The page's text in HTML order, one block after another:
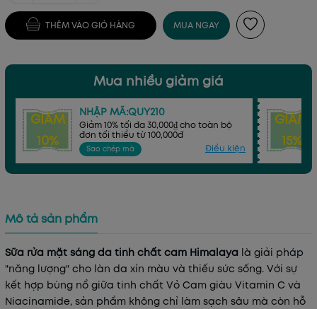
THÊM VÀO GIỎ HÀNG MUA NGAY
Mua nhiều giảm giá
GIẢM
10%
NHẬP MÃ:QUY210
Giảm 10% tối đa 30,000₫ cho toàn bộ
đơn tối thiểu từ 100,000đ
Sao chép mã Điều kiện
GIẢM
15%
Mô tả sản phẩm
Sữa rửa mặt sáng da tinh chất cam Himalaya là giải pháp
"năng lượng" cho làn da xỉn màu và thiếu sức sống. Với sự
kết hợp bùng nổ giữa tinh chất Vỏ Cam giàu Vitamin C và
Niacinamide, sản phẩm không chỉ làm sạch sâu mà còn hỗ